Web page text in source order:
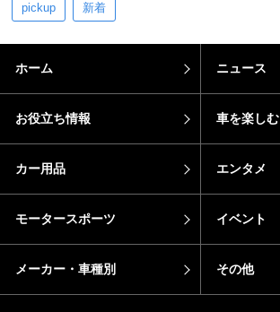
pickup 新着
ホーム ニュース
お役立ち情報 車を楽しむ
カー用品 エンタメ
モータースポーツ イベント
メーカー・車種別 その他